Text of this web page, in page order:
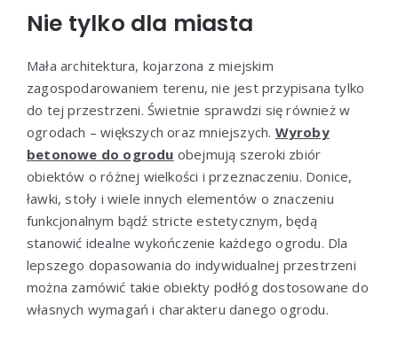
Nie tylko dla miasta
Mała architektura, kojarzona z miejskim
zagospodarowaniem terenu, nie jest przypisana tylko
do tej przestrzeni. Świetnie sprawdzi się również w
ogrodach – większych oraz mniejszych. Wyroby
betonowe do ogrodu obejmują szeroki zbiór
obiektów o różnej wielkości i przeznaczeniu. Donice,
ławki, stoły i wiele innych elementów o znaczeniu
funkcjonalnym bądź stricte estetycznym, będą
stanowić idealne wykończenie każdego ogrodu. Dla
lepszego dopasowania do indywidualnej przestrzeni
można zamówić takie obiekty podłóg dostosowane do
własnych wymagań i charakteru danego ogrodu.